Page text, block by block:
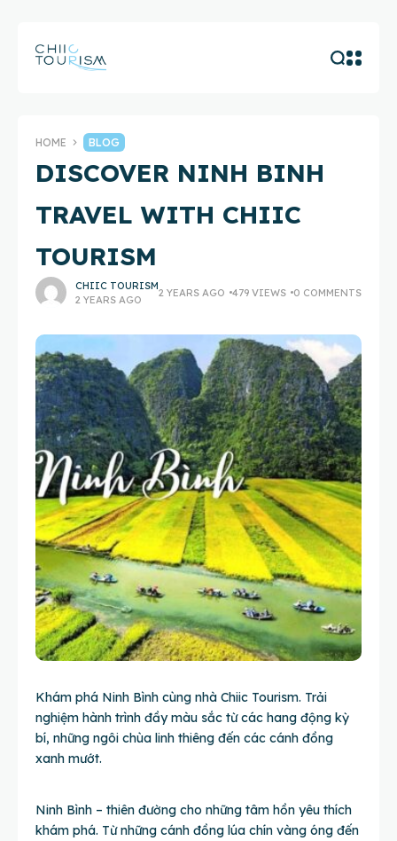
HOME BLOG
DISCOVER NINH BINH
TRAVEL WITH CHIIC
TOURISM
CHIIC TOURISM
2 YEARS AGO
2 YEARS AGO 479 VIEWS 0 COMMENTS
Khám phá Ninh Bình cùng nhà Chiic Tourism. Trải
nghiệm hành trình đầy màu sắc từ các hang động kỳ
bí, những ngôi chùa linh thiêng đến các cánh đồng
xanh mướt.
Ninh Bình – thiên đường cho những tâm hồn yêu thích
khám phá. Từ những cánh đồng lúa chín vàng óng đến